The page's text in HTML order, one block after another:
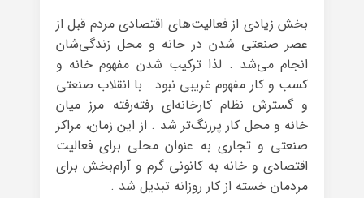
بخش زیادی از فعالیت‌های اقتصادی مردم قبل از
عصر صنعتی شدن در خانه‌ و محل زندگی‌شان
انجام می‌شد . لذا ترکیب شدن مفهوم خانه و
کسب و کار مفهوم غریبی نبود . با انقلاب صنعتی
و گسترش نظام کارخانه‌ای رفته‌رفته مرز میان
خانه و محل کار پررنگ‌تر شد . از این زمان، مراکز
صنعتی و تجاری به عنوان محلی برای فعالیت
اقتصادی و خانه به کانونی گرم و آرام‌بخش برای
مردمان خسته از کار روزانه تبدیل شد .